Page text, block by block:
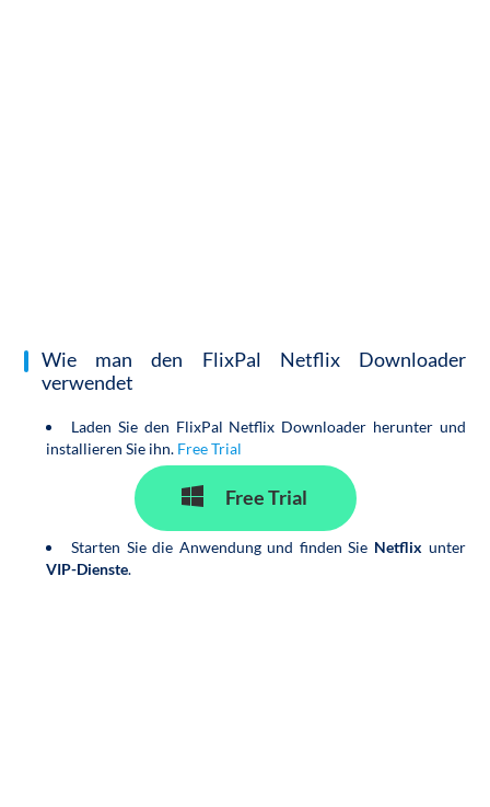
Wie man den FlixPal Netflix Downloader
verwendet
Laden Sie den FlixPal Netflix Downloader herunter und
installieren Sie ihn. Free Trial
Free Trial
Starten Sie die Anwendung und finden Sie Netflix unter
VIP-Dienste.